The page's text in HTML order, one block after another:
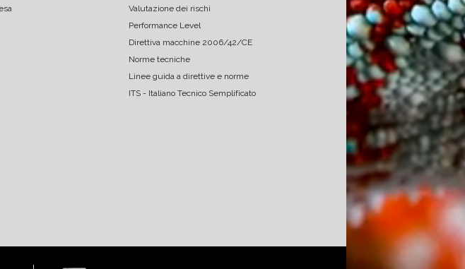
Professionali e competenti
Conosco personalmente Ermes e
mi sono affidato a lui in diverse
occasioni, oltre ad avere un
ufficio efficente e preparato,
Ermes risolve problemi
conoscendo molto bene la
normativa e le relative leggi.
MP
Valutazione dei rischi
Performance Level
Direttiva macchine 2006/42/CE
Norme tecniche
Linee guida a direttive e norme
ITS - Italiano Tecnico Semplificato